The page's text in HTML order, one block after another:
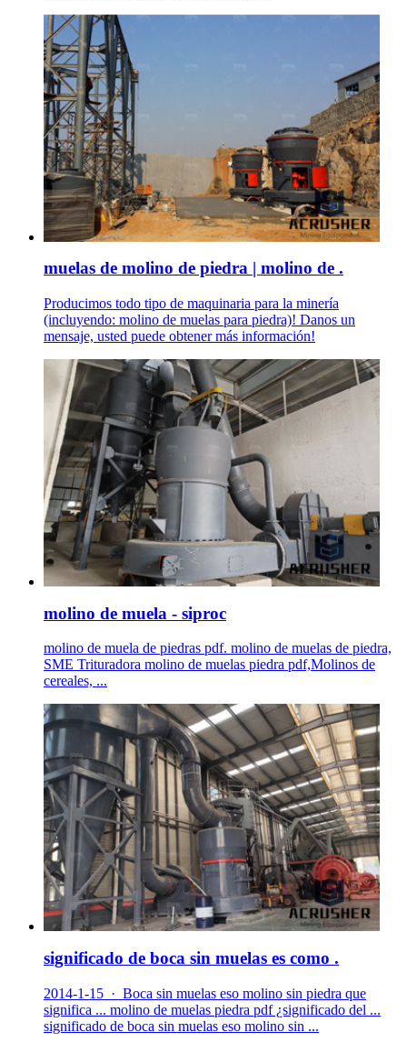
muelas de molino de piedra | molino de .
Producimos todo tipo de maquinaria para la minería
(incluyendo: molino de muelas para piedra)! Danos un
mensaje, usted puede obtener más información!
molino de muela - siproc
molino de muela de piedras pdf. molino de muelas de piedra,
SME Trituradora molino de muelas piedra pdf,Molinos de
cereales, ...
significado de boca sin muelas es como .
2014-1-15 · Boca sin muelas eso molino sin piedra que
significa ... molino de muelas piedra pdf ¿significado del ...
significado de boca sin muelas eso molino sin ...